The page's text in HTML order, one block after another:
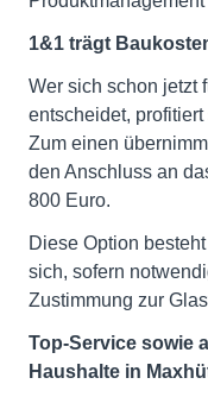
1&1 trägt
Wer sich schon jetzt
entscheidet,
Zum einen
den Anschluss an
800 Euro.
Diese Option
sich, sofern
Zustimmung zur
Top-Service sowie
Haushalte in